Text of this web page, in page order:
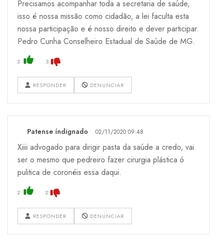
Precisamos acompanhar toda a secretaria de saúde,
isso é nossa missão como cidadão, a lei faculta esta
nossa participação e é nosso direito e dever participar.
Pedro Cunha Conselheiro Estadual de Saúde de MG.
2 3
RESPONDER DENUNCIAR
Patense índignado 02/11/2020 09:48
Xiiii advogado para dirigir pasta da saúde a credo, vai
ser o mesmo que pedreiro fazer cirurgia plástica ó
pulitica de coronéis essa daqui.
2 2
RESPONDER DENUNCIAR